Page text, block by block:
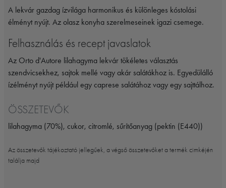
A lekvár gazdag ízvilága harmonikus és különleges kóstolási
élményt nyújt. Az olasz konyha szerelmeseinek igazi csemege.
Felhasználás és recept javaslatok
Az Orto d'Autore lilahagyma lekvár tökéletes választás
szendvicsekhez, sajtok mellé vagy akár salátákhoz is. Egyedülálló
ízélményt nyújt például egy caprese salátához vagy egy sajttálhoz.
ÖSSZETEVŐK
lilahagyma (70%), cukor, citromlé, sűrítőanyag (pektin (E440))
Az összetevők tájékoztató jellegűek, a végső összetevőket a termék cimkéjén
találja majd